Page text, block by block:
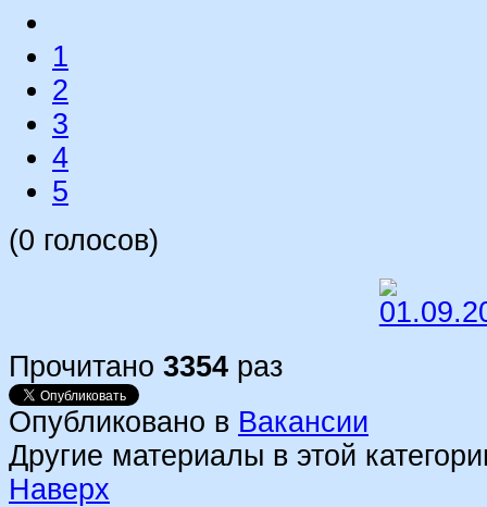
1
2
3
4
5
(0 голосов)
Прочитано 3354 раз
Опубликовано в Вакансии
Другие материалы в этой
Наверх